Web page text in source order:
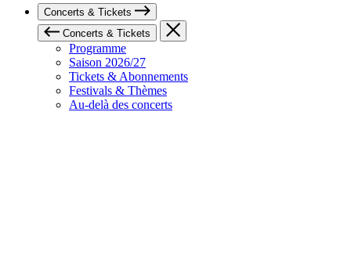
Concerts & Tickets
Concerts & Tickets
Programme
Saison 2026/27
Tickets & Abonnements
Festivals & Thèmes
Au-delà des concerts